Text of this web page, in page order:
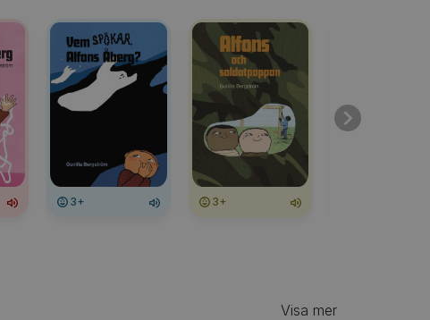
3+ 3+
Visa mer